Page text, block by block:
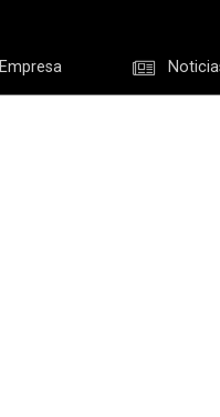
Empresa